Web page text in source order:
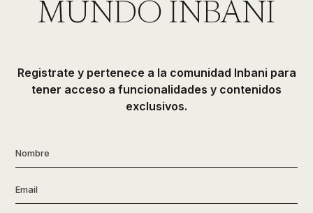
MUNDO INBANI
Registrate y pertenece a la comunidad Inbani para
tener acceso a funcionalidades y contenidos
exclusivos.
Nombre
Email